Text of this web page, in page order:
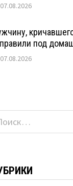
07.08.2026
под
07.08.2026